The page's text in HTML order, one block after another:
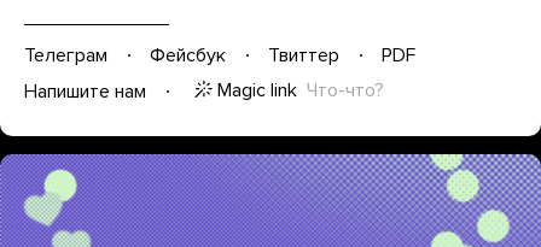
Телеграм Фейсбук Твиттер
PDF
Напишите нам
Magic link Что-что?